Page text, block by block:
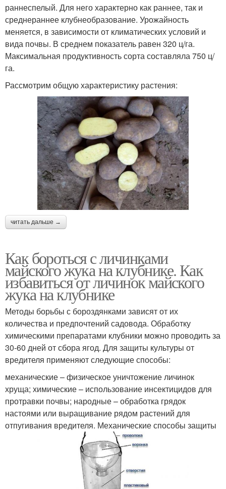
раннеспелый. Для него характерно как раннее, так и
среднераннее клубнеобразование. Урожайность
меняется, в зависимости от климатических условий и
вида почвы. В среднем показатель равен 320 ц/га.
Максимальная продуктивность сорта составляла 750 ц/
га.
Рассмотрим общую характеристику растения:
читать дальше →
Как бороться с личинками
майского жука на клубнике. Как
избавиться от личинок майского
жука на клубнике
Методы борьбы с бороздянками зависят от их
количества и предпочтений садовода. Обработку
химическими препаратами клубники можно проводить за
30-60 дней от сбора ягод. Для защиты культуры от
вредителя применяют следующие способы:
механические – физическое уничтожение личинок
хруща; химические – использование инсектицидов для
протравки почвы; народные – обработка грядок
настоями или выращивание рядом растений для
отпугивания вредителя. Механические способы защиты